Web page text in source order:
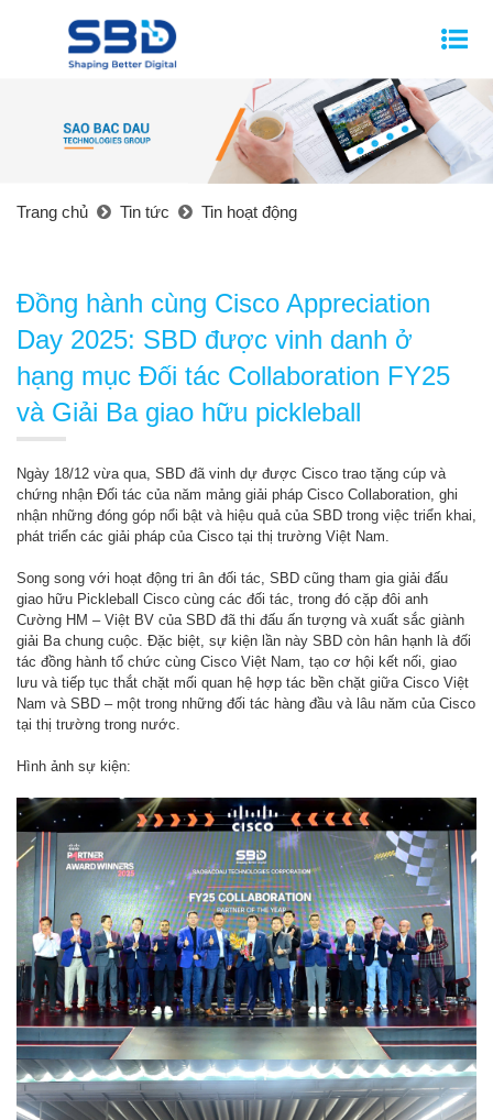
Trang chủ Tin tức Tin hoạt động
Đồng hành cùng Cisco Appreciation
Day 2025: SBD được vinh danh ở
hạng mục Đối tác Collaboration FY25
và Giải Ba giao hữu pickleball
Ngày 18/12 vừa qua, SBD đã vinh dự được Cisco trao tặng cúp và
chứng nhận Đối tác của năm mảng giải pháp Cisco Collaboration, ghi
nhận những đóng góp nổi bật và hiệu quả của SBD trong việc triển khai,
phát triển các giải pháp của Cisco tại thị trường Việt Nam.
Song song với hoạt động tri ân đối tác, SBD cũng tham gia giải đấu
giao hữu Pickleball Cisco cùng các đối tác, trong đó cặp đôi anh
Cường HM – Việt BV của SBD đã thi đấu ấn tượng và xuất sắc giành
giải Ba chung cuộc. Đặc biệt, sự kiện lần này SBD còn hân hạnh là đối
tác đồng hành tổ chức cùng Cisco Việt Nam, tạo cơ hội kết nối, giao
lưu và tiếp tục thắt chặt mối quan hệ hợp tác bền chặt giữa Cisco Việt
Nam và SBD – một trong những đối tác hàng đầu và lâu năm của Cisco
tại thị trường trong nước.
Hình ảnh sự kiện: